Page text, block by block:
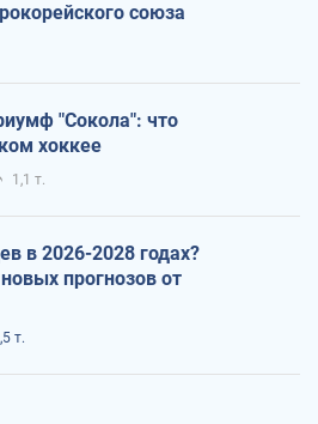
союза
"Сокола": что
хоккее
1,1 т.
в 2026-2028 годах?
прогнозов от
т.